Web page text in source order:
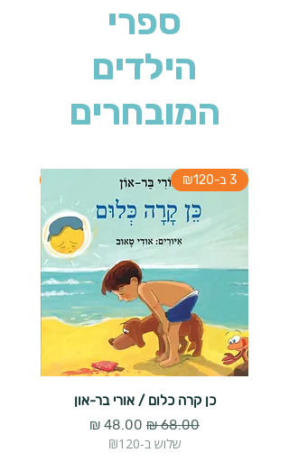
ספרי
הילדים
המובחרים
3 ב-₪120
כן קרה כלום / אורי בר-און
מחיר רגיל מחיר מבצע
שלוש ב-₪120